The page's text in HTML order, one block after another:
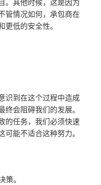
管情况如何，承包商在
低的安全性。
识到在这个过程中造成
会阻碍我们的发展。
的任务，我们必须快速
能不适合这种努力。
。